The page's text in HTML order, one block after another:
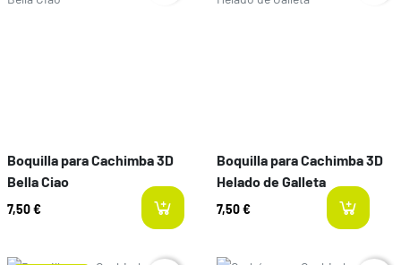
Boquilla para Cachimba 3D
Bella Ciao
7,50 €
Boquilla para Cachimba 3D
Helado de Galleta
7,50 €